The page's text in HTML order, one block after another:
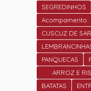
SEGREDINHOS
Acompamento
CUSCUZ DE
PANQUECAS
ARROZ E
BATATAS